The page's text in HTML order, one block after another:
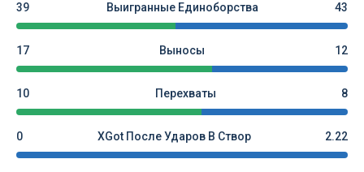
39 Выигранные Единоборства 43
17 Выносы 12
10 Перехваты 8
0 XGot После Ударов В Створ 2.22